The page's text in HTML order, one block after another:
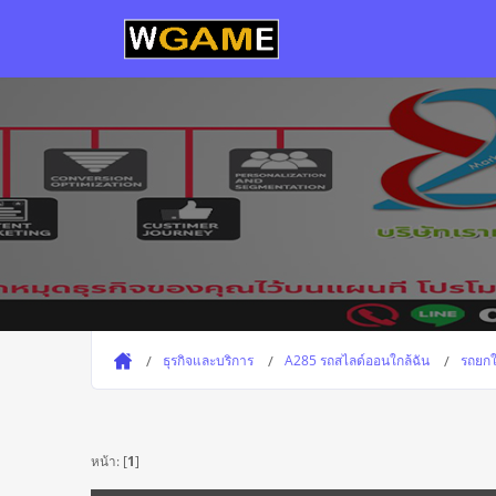
ธุรกิจและบริการ A285 รถสไลด์ออนใกล้ฉัน รถยก
หน้า: [1]